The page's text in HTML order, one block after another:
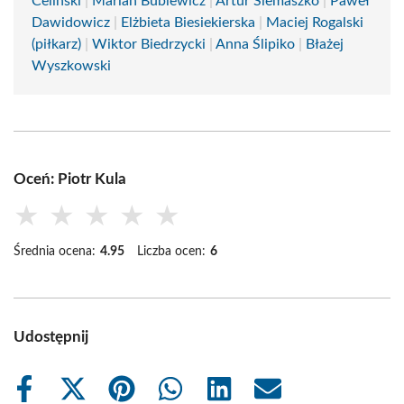
Dawidowicz
Elżbieta Biesiekierska
Maciej Rogalski
(piłkarz)
Wiktor Biedrzycki Anna Ślipiko
Błażej
Wyszkowski
Oceń: Piotr Kula
★ ★ ★ ★ ★
Średnia ocena: 4.95 Liczba ocen: 6
Udostępnij
Share
Share
Share
Share
Share
Share